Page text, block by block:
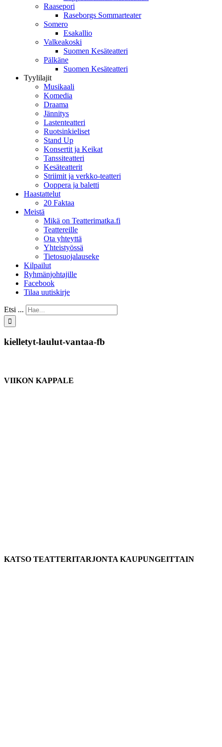
Raasepori
Raseborgs Sommarteater
Somero
Esakallio
Valkeakoski
Suomen Kesäteatteri
Pälkäne
Suomen Kesäteatteri
Tyylilajit
Musikaali
Komedia
Draama
Jännitys
Lastenteatteri
Ruotsinkieliset
Stand Up
Konsertit ja Keikat
Tanssiteatteri
Kesäteatterit
Striimit ja verkko-teatteri
Ooppera ja baletti
Haastattelut
20 Faktaa
Meistä
Mikä on Teatterimatka.fi
Teattereille
Ota yhteyttä
Yhteistyössä
Tietosuojalauseke
Kilpailut
Ryhmänjohtajille
Facebook
Tilaa uutiskirje
Etsi ...
kielletyt-laulut-vantaa-fb
VIIKON KAPPALE
KATSO TEATTERITARJONTA KAUPUNGEITTAIN